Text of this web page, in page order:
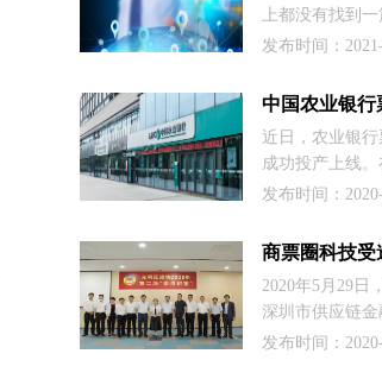
上都没有找到
票据贴现、贴现
详细为大家讲解
发布时间：
近日，农业银
成功投产上线
统（DCDP）、
作，极致提升用
型战略的重要实
发布时间：
2020年5月29日
深圳市供应链
信息化局联合举
发布时间：